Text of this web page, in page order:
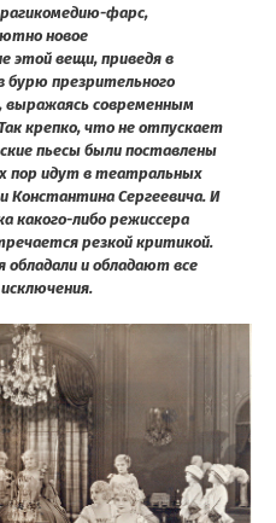
фарс,
новое
этой вещи, приведя в
бурю презрительного
выражаясь современным
крепко, что не отпускает
пьесы были поставлены
пор идут в театральных
Константина Сергеевича. И
какого-либо режиссера
резкой критикой.
обладали и обладают все